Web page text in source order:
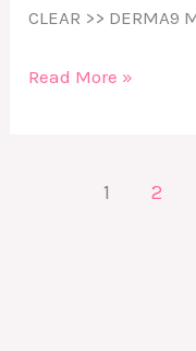
CLEAR >> DERMA9
Read More »
1 2